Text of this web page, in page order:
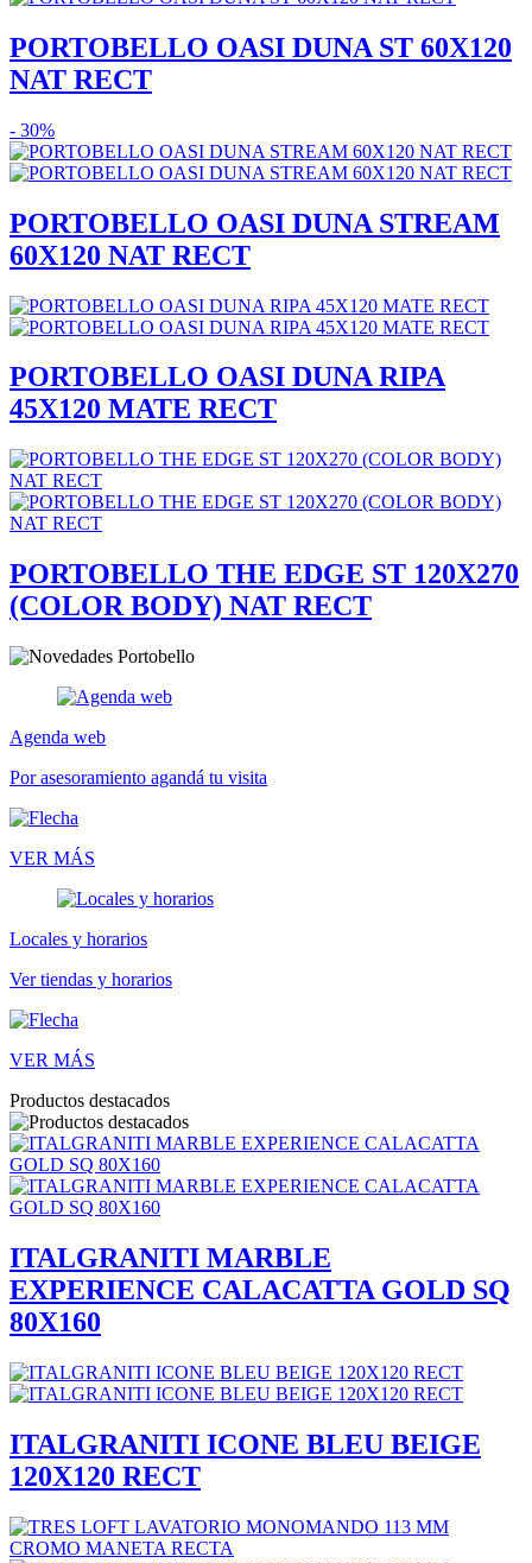
PORTOBELLO OASI DUNA ST 60X120
NAT RECT
- 30%
PORTOBELLO OASI DUNA STREAM
60X120 NAT RECT
PORTOBELLO OASI DUNA RIPA
45X120 MATE RECT
PORTOBELLO THE EDGE ST 120X270
(COLOR BODY) NAT RECT
Agenda web
Por asesoramiento agandá tu visita
VER MÁS
Locales y horarios
Ver tiendas y horarios
VER MÁS
Productos destacados
ITALGRANITI MARBLE
EXPERIENCE CALACATTA GOLD SQ
80X160
ITALGRANITI ICONE BLEU BEIGE
120X120 RECT